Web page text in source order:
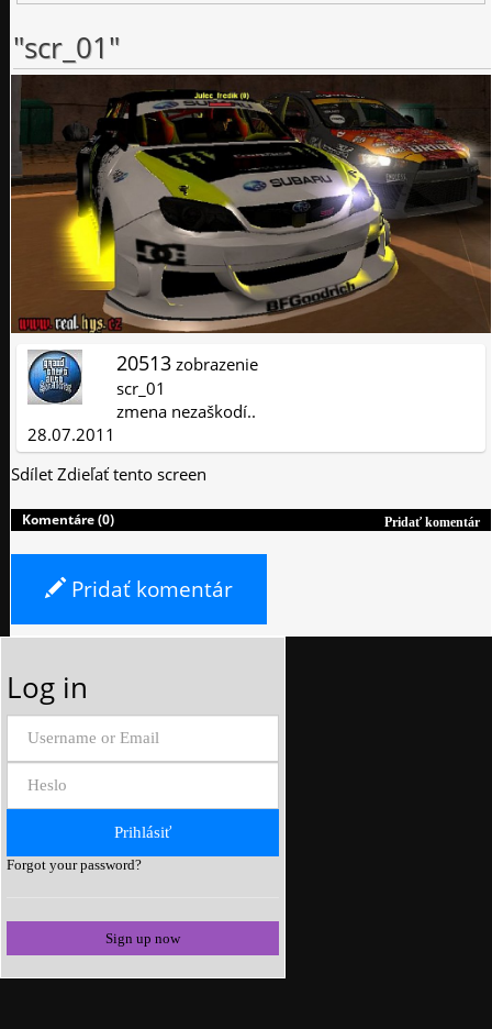
"scr_01"
20513 zobrazenie
scr_01
zmena nezaškodí..
28.07.2011
Sdílet Zdieľať tento screen
Pridať komentár
Komentáre (0)
Pridať komentár
Log in
Forgot your password?
Sign up now